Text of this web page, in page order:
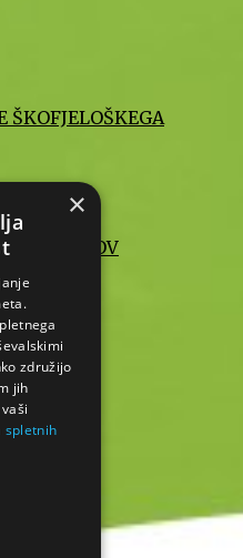
ŠKOFJELOŠKEGA
PODATKOV
×
združijo
jih
spletnih